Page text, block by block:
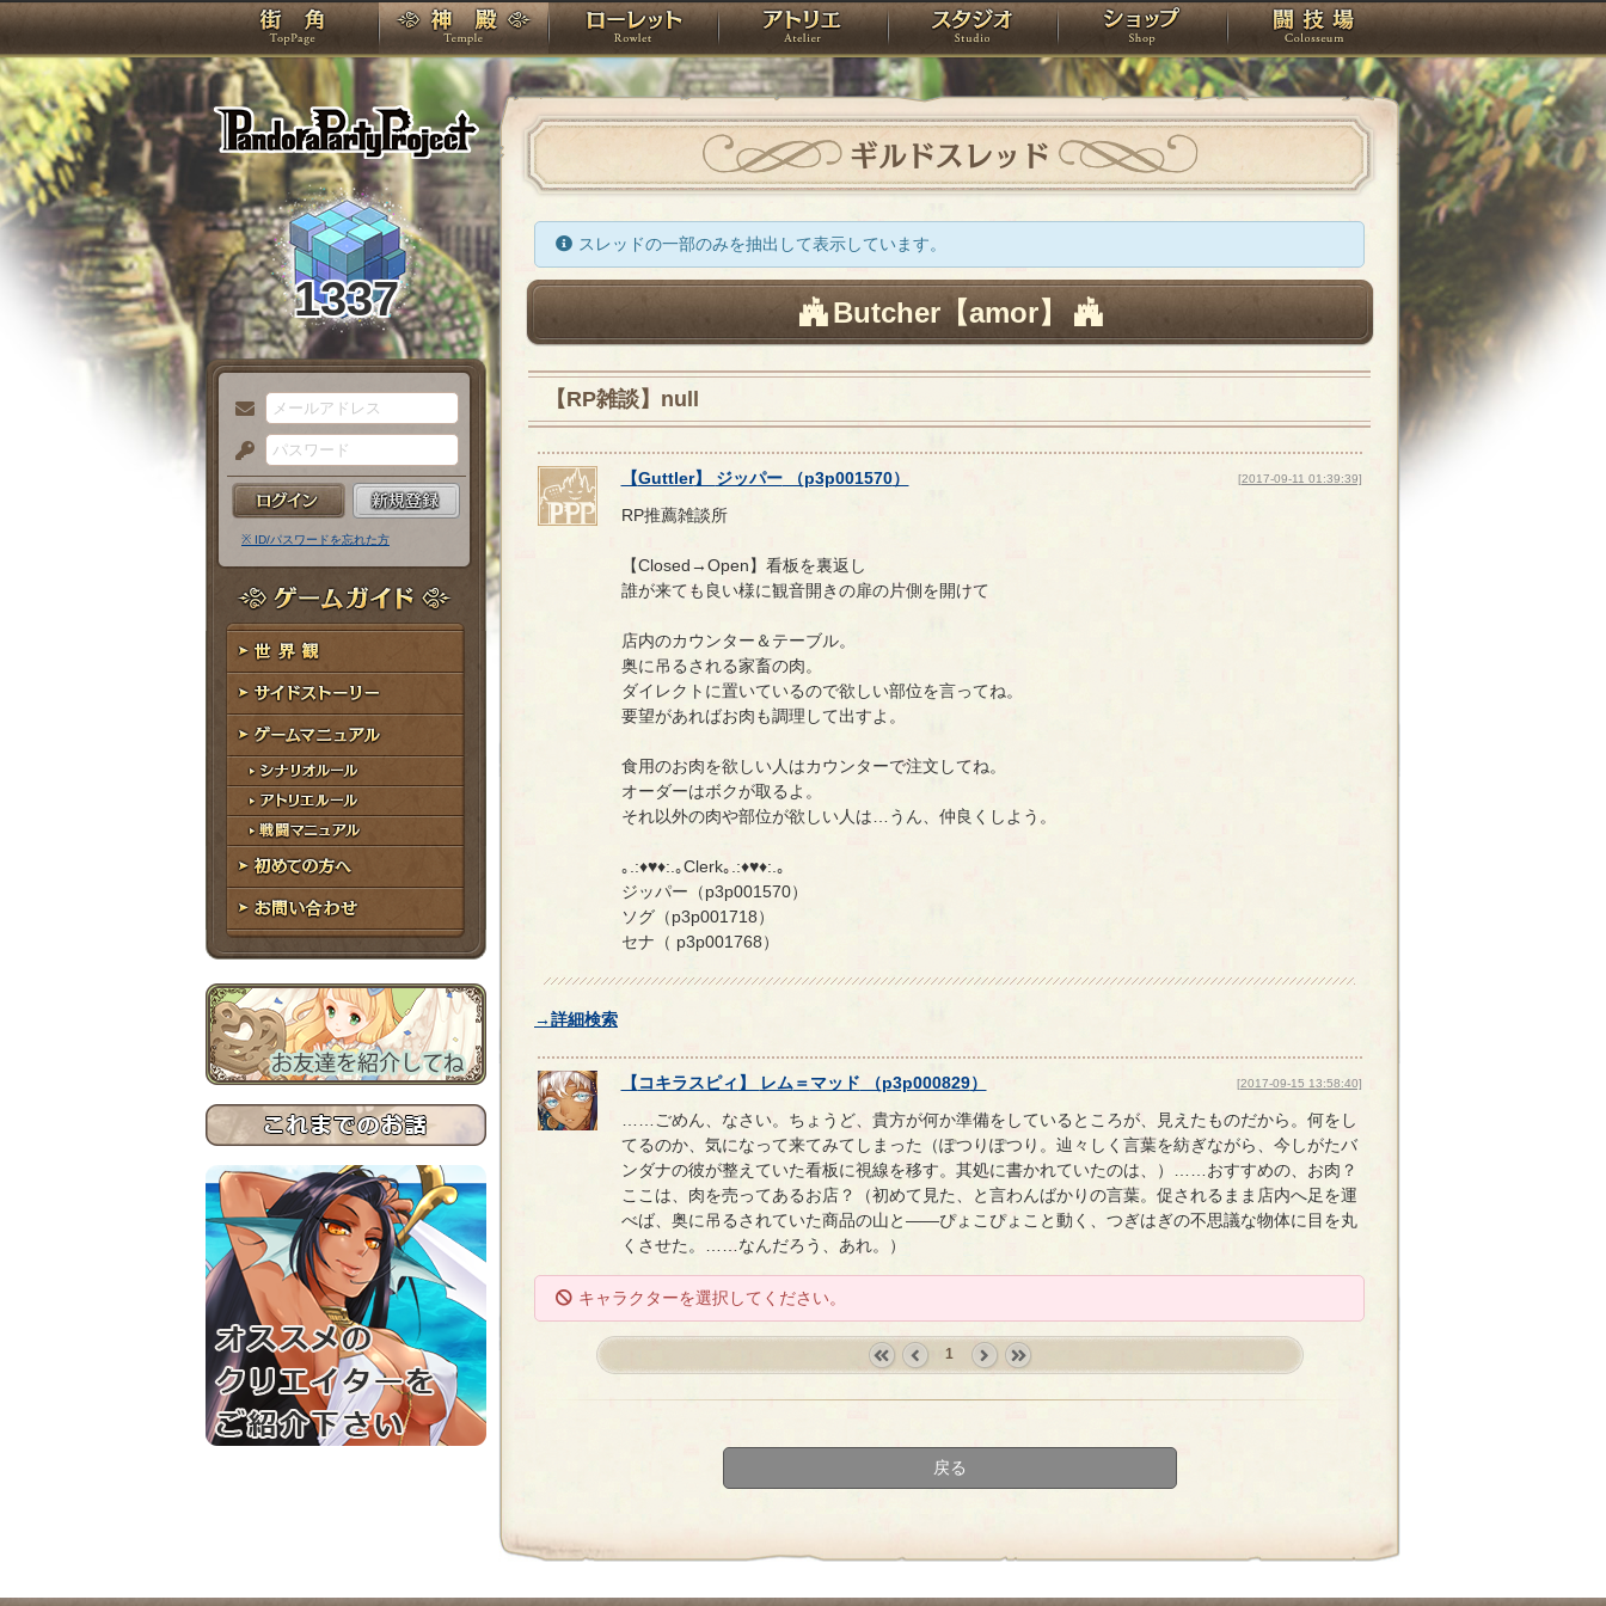
PandoraPartyProject
TOP 神殿 ローレット アトリエ スタジオ ショップ 闘技場
1337
メ
ー
ル
ア
ド
レ
ス
パ
ス
ー
ド
※ ID/パスワードを忘れた方
ゲームガイド
世界観
サイドストーリー
ゲームマニュアル
シナリオルール
アトリエルール
戦闘マニュアル
初めての方へ
お問い合わせ
ギルドスレッド
スレッドの一部のみを抽出して表示しています。
Butcher【amor】
【RP雑談】null
【Guttler】 ジッパー（p3p001570） [2017-09-11 01:39:39]
RP推薦雑談所
【Closed→Open】看板を裏返し
誰が来ても良い様に観音開きの扉の片側を開けて
店内のカウンター＆テーブル。
奥に吊るされる家畜の肉。
ダイレクトに置いているので欲しい部位を言ってね。
要望があればお肉も調理して出すよ。
食用のお肉を欲しい人はカウンターで注文してね。
オーダーはボクが取るよ。
それ以外の肉や部位が欲しい人は…うん、仲良くしよう。
｡.:♦♥♦:.｡Clerk｡.:♦♥♦:.｡
ジッパー（p3p001570）
ソグ（p3p001718）
セナ（ p3p001768）
→詳細検索
【コキラスピィ 】 レム ＝マッド （p3p000829） [2017-09-15 13:58:40]
……ごめん、なさい。ちょうど、貴方が何か準備をしているところが、見えたものだから。何をし
てるのか、気になって来てみてしまった（ぽつりぽつり。辿々しく言葉を紡ぎながら、今しがたバ
ンダナの彼が整えていた看板に視線を移す。其処に書かれていたのは、）……おすすめの、お肉？
ここは、肉を売ってあるお店？（初めて見た、と言わんばかりの言葉。促されるまま店内へ足を運
べば、奥に吊るされていた商品の山と――ぴょこぴょこと動く、つぎはぎの不思議な物体に目を丸
くさせた。……なんだろう、あれ。）
キャラクターを選択してください。
1
戻る